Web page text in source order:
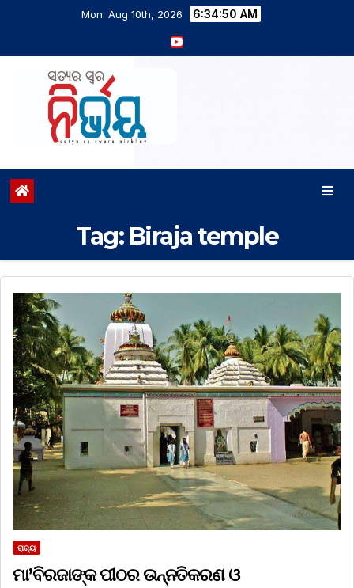
Mon. Aug 10th, 2026 6:34:51 AM
Tag: Biraja temple
ରାଜ୍ୟ
ମା’ବିରଜାଙ୍କ ପୀଠର ଉନ୍ନତିକରଣ ଓ